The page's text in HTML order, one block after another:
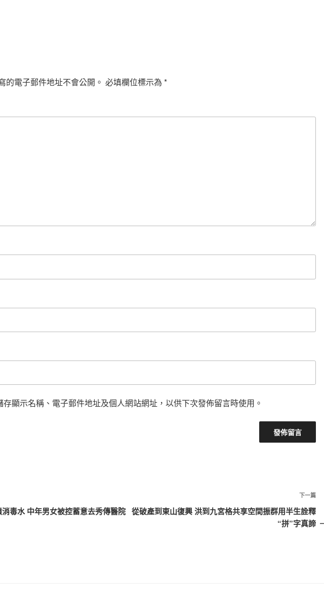
的電子郵件地址不會公開。 必填欄位標示為 *
存顯示名稱、電子郵件地址及個人網站網址，以供下次發佈留言時使用。
毒水 中年男女被控蓄意去秀傳醫院
下
一
篇
下一篇
從破產到東山復興 洪到九宮格共享空間振群用半生詮釋
“拼”字真諦